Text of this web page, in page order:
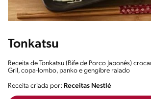
Tonkatsu
Receita de Tonkatsu (Bife de Porco Japonês)
Gril, copa-lombo, panko e gengibre ralado
Receita criada por: Receitas Nestlé